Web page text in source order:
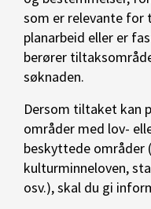
som er relevante
planarbeid eller er
berører
søknaden.
Dersom tiltaket kan
områder med lov-
beskyttede
kulturminneloven,
osv.), skal du gi